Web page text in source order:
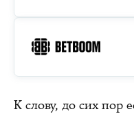
К слову, до сих пор